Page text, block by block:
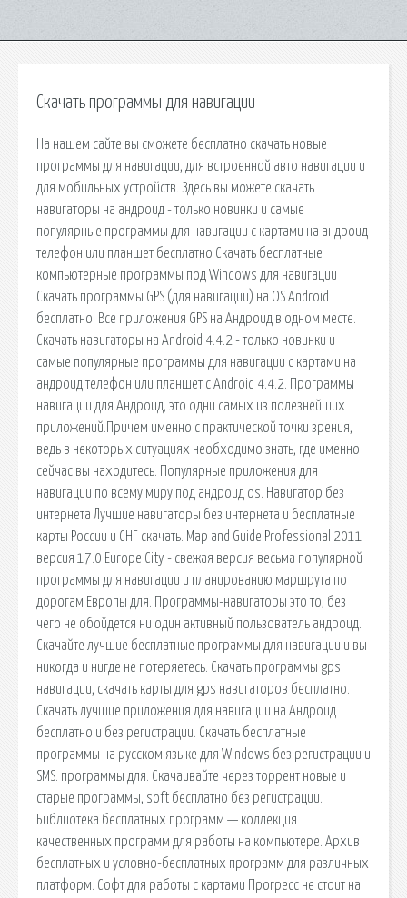
Скачать программы для навигации
На нашем сайте вы сможете бесплатно скачать новые
программы для навигации, для встроенной авто навигации и
для мобильных устройств. Здесь вы можете скачать
навигаторы на андроид - только новинки и самые
популярные программы для навигации с картами на андроид
телефон или планшет бесплатно Скачать бесплатные
компьютерные программы под Windows для навигации
Скачать программы GPS (для навигации) на OS Android
бесплатно. Все приложения GPS на Андроид в одном месте.
Скачать навигаторы на Android 4.4.2 - только новинки и
самые популярные программы для навигации с картами на
андроид телефон или планшет с Android 4.4.2. Программы
навигации для Андроид, это одни самых из полезнейших
приложений.Причем именно с практической точки зрения,
ведь в некоторых ситуациях необходимо знать, где именно
сейчас вы находитесь. Популярные приложения для
навигации по всему миру под андроид os. Навигатор без
интернета Лучшие навигаторы без интернета и бесплатные
карты России и СНГ скачать. Map and Guide Professional 2011
версия 17.0 Europe City - свежая версия весьма популярной
программы для навигации и планированию маршрута по
дорогам Европы для. Программы-навигаторы это то, без
чего не обойдется ни один активный пользователь андроид.
Скачайте лучшие бесплатные программы для навигации и вы
никогда и нигде не потеряетесь. Скачать программы gps
навигации, скачать карты для gps навигаторов бесплатно.
Скачать лучшие приложения для навигации на Андроид
бесплатно и без регистрации. Скачать бесплатные
программы на русском языке для Windows без регистрации и
SMS. программы для. Скачаивайте через торрент новые и
старые программы, soft бесплатно без регистрации.
Библиотека бесплатных программ — коллекция
качественных программ для работы на компьютере. Архив
бесплатных и условно-бесплатных программ для различных
платформ. Софт для работы с картами Прогресс не стоит на